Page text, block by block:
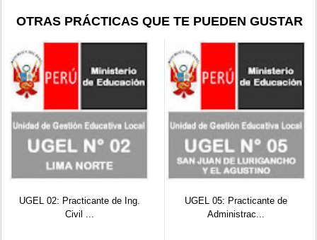
OTRAS PRÁCTICAS QUE TE PUEDEN GUSTAR
UGEL 02: Practicante de Ing.
Civil ...
UGEL 05: Practicante de
Administrac...